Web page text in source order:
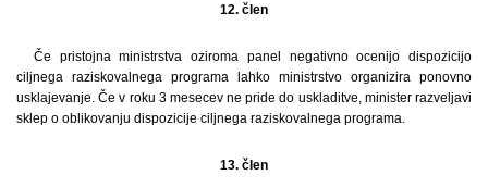
12. člen
Če pristojna ministrstva oziroma panel negativno ocenijo dispozicijo
ciljnega raziskovalnega programa lahko ministrstvo organizira ponovno
usklajevanje. Če v roku 3 mesecev ne pride do uskladitve, minister razveljavi
sklep o oblikovanju dispozicije ciljnega raziskovalnega programa.
13. člen